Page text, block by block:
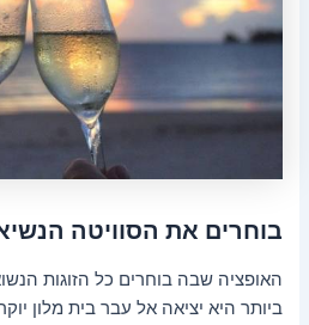
בוחרים את הסוויטה
האופציה שבה בוחרים כל הזוגות
ביותר היא יציאה אל עבר בית מלון